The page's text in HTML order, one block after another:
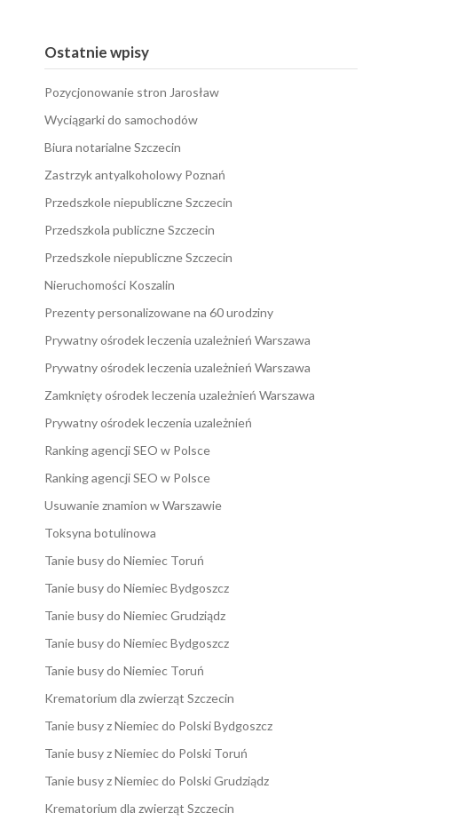
Ostatnie wpisy
Pozycjonowanie stron Jarosław
Wyciągarki do samochodów
Biura notarialne Szczecin
Zastrzyk antyalkoholowy Poznań
Przedszkole niepubliczne Szczecin
Przedszkola publiczne Szczecin
Przedszkole niepubliczne Szczecin
Nieruchomości Koszalin
Prezenty personalizowane na 60 urodziny
Prywatny ośrodek leczenia uzależnień Warszawa
Prywatny ośrodek leczenia uzależnień Warszawa
Zamknięty ośrodek leczenia uzależnień Warszawa
Prywatny ośrodek leczenia uzależnień
Ranking agencji SEO w Polsce
Ranking agencji SEO w Polsce
Usuwanie znamion w Warszawie
Toksyna botulinowa
Tanie busy do Niemiec Toruń
Tanie busy do Niemiec Bydgoszcz
Tanie busy do Niemiec Grudziądz
Tanie busy do Niemiec Bydgoszcz
Tanie busy do Niemiec Toruń
Krematorium dla zwierząt Szczecin
Tanie busy z Niemiec do Polski Bydgoszcz
Tanie busy z Niemiec do Polski Toruń
Tanie busy z Niemiec do Polski Grudziądz
Krematorium dla zwierząt Szczecin